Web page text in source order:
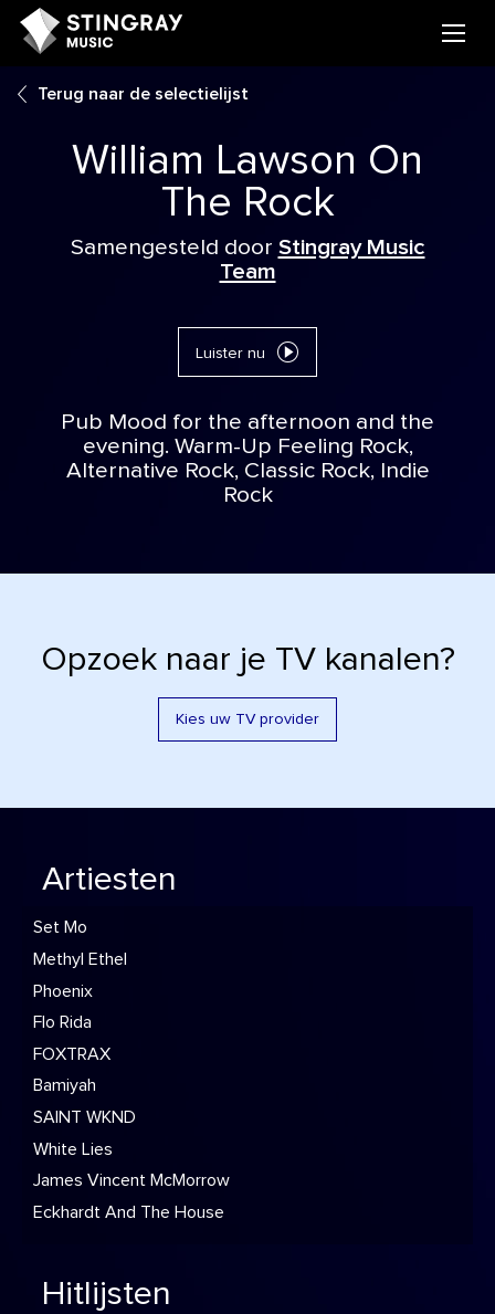
Terug naar de selectielijst
William Lawson On
The Rock
Samengesteld door Stingray Music
Team
Luister nu
Pub Mood for the afternoon and the
evening. Warm-Up Feeling Rock,
Alternative Rock, Classic Rock, Indie
Rock
Opzoek naar je TV kanalen?
Kies uw TV provider
Artiesten
Set Mo
Methyl Ethel
Phoenix
Flo Rida
FOXTRAX
Bamiyah
SAINT WKND
White Lies
James Vincent McMorrow
Eckhardt And The House
Hitlijsten